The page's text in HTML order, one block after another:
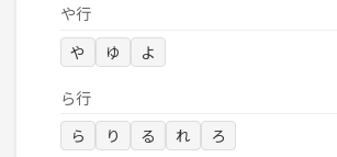
や行
や ゆ よ
ら行
ら り る れ ろ